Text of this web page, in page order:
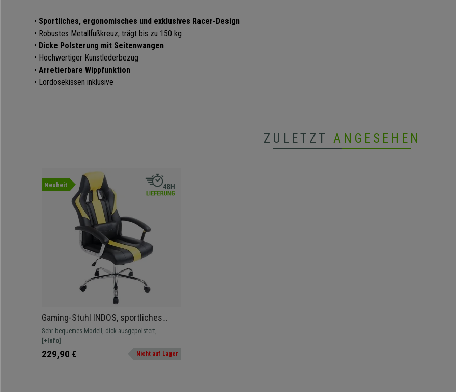
• Sportliches, ergonomisches und exklusives Racer-Design
• Robustes Metallfußkreuz, trägt bis zu 150 kg
• Dicke Polsterung mit Seitenwangen
• Hochwertiger Kunstlederbezug
• Arretierbare Wippfunktion
• Lordosekissen inklusive
ZULETZT ANGESEHEN
Neuheit
Gaming-Stuhl INDOS, sportliches
Design, hoher Komfort,
Metallfußkreuz, Lederbezug, Farbe
Schwarz / Gelb
Sehr bequemes Modell, dick ausgepolstert,
ergonomisches und verstellbares Design.
Lordosekissen inklusive. Sportliche Optik.
[+Info]
229,90 € Nicht auf Lager